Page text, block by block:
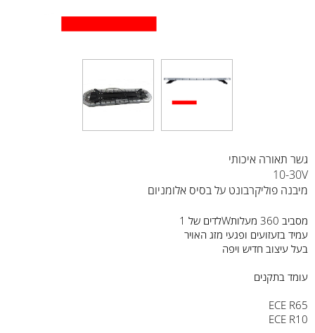
גשר תאורה איכותי
10-30V
מיבנה פוליקרבונט על בסיס אלומניום
לדים של 1Wמסביב 360 מעלות
עמיד בזעזועים ופגעי מזג האויר
בעל עיצוב חדיש ויפה
עומד בתקנים
ECE R65
ECE R10